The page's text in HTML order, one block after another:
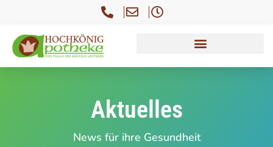
Aktuelles
News für ihre Gesundheit